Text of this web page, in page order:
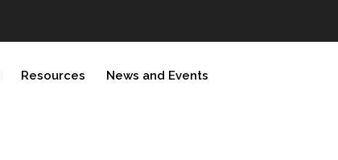
Resources News and Events